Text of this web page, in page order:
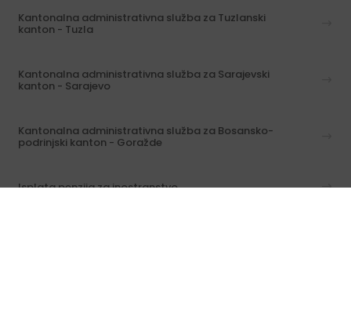
Kantonalna administrativna služba za Tuzlanski
kanton - Tuzla
Kantonalna administrativna služba za Sarajevski
kanton - Sarajevo
Kantonalna administrativna služba za Bosansko-
podrinjski kanton - Goražde
Isplata penzija za inostranstvo